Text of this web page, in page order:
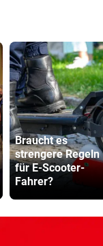
Braucht es
strengere Regeln
für E-Scooter-
Fahrer?